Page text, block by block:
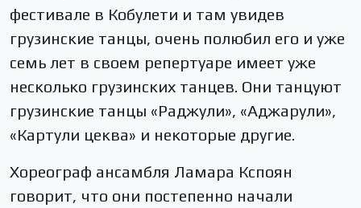
фестивале в Кобулети и там увидев
грузинские танцы, очень полюбил его и уже
семь лет в своем репертуаре имеет уже
несколько грузинских танцев. Они танцуют
грузинские танцы «Раджули», «Аджарули»,
«Картули цеква» и некоторые другие.
Хореограф ансамбля Ламара Кспоян
говорит, что они постепенно начали